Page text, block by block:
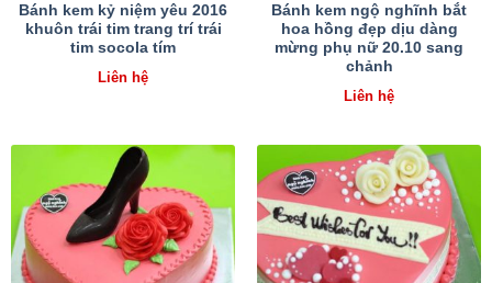
Bánh kem kỷ niệm yêu 2016
khuôn trái tim trang trí trái
tim socola tím
Liên hệ
Bánh kem ngộ nghĩnh bắt
hoa hồng đẹp dịu dàng
mừng phụ nữ 20.10 sang
chảnh
Liên hệ